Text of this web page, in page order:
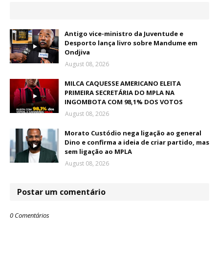
Antigo vice-ministro da Juventude e
Desporto lança livro sobre Mandume em
Ondjiva
August 08, 2026
MILCA CAQUESSE AMERICANO ELEITA
PRIMEIRA SECRETÁRIA DO MPLA NA
INGOMBOTA COM 98,1% DOS VOTOS
August 08, 2026
Morato Custódio nega ligação ao general
Dino e confirma a ideia de criar partido, mas
sem ligação ao MPLA
August 08, 2026
Postar um comentário
0 Comentários